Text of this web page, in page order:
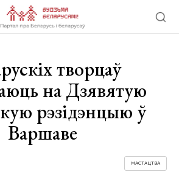
творцаў
на Дзявятую
рэзідэнцыю ў
Варшаве
МАСТАЦТВА